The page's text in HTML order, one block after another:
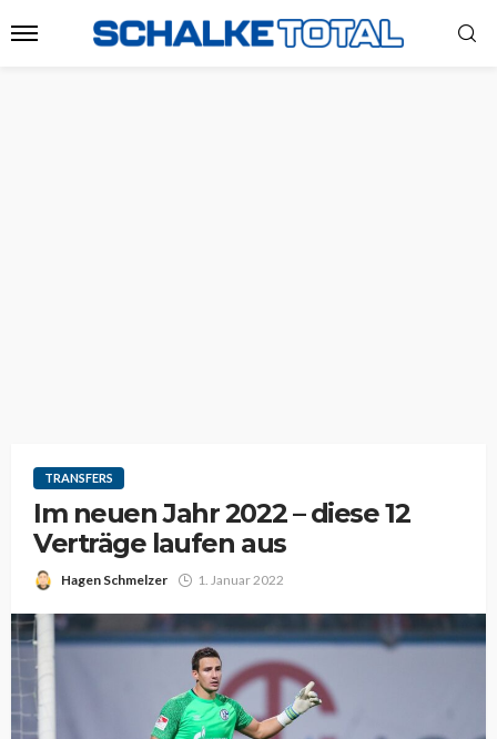
TRANSFERS
Im neuen Jahr 2022 – diese 12
Verträge laufen aus
Hagen Schmelzer 1. Januar 2022